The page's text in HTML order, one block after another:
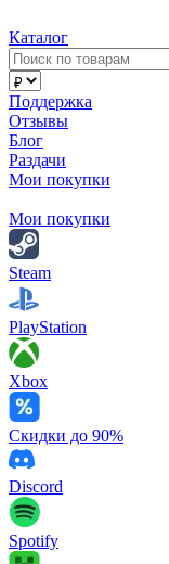
Каталог
Поддержка
Отзывы
Блог
Раздачи
Мои покупки
Мои покупки
Steam
PlayStation
Xbox
Скидки до 90%
Discord
Spotify